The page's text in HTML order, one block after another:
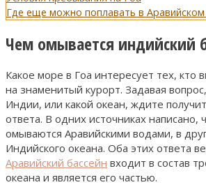
Где еще можно поплавать в
Чем омывается индийский
Какое море в Гоа интересует тех, кто
на знаменитый курорт. Задавая
Индии, или какой океан, ждите
ответа. В одних источниках написано,
омываются Аравийскими водами, в
Индийского океана. Оба этих ответа
Аравийский бассейн входит в состав
океана и является его частью.